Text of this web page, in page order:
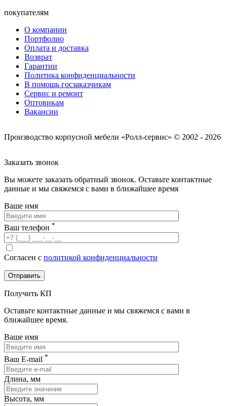
покупателям
О компании
Портфолио
Оплата и доставка
Возврат
Гарантии
Политика конфиденциальности
В помощь госзаказчикам
Сервис и ремонт
Оптовикам
Вакансии
Производство корпусной мебели «Ролл-сервис» © 2002 - 2026
Заказать звонок
Вы можете заказать обратный звонок. Оставьте контактные
данные и мы свяжемся с вами в ближайшее время
Ваше имя
Ваш телефон *
Согласен с политикой конфиденциальности
Получить КП
Оставьте контактные данные и мы свяжемся с вами в
ближайшее время.
Ваше имя
Ваш E-mail *
Длина, мм
Высота, мм